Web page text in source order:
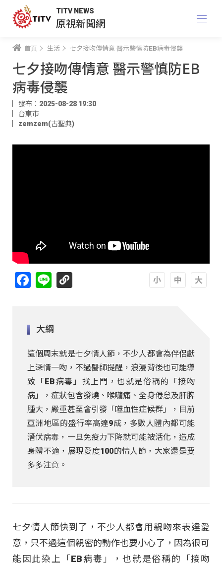
TITV NEWS
原視新聞網
首頁 生活 七夕接吻傳情意 醫示警慎防EB病毒侵襲
七夕接吻傳情意 醫示警慎防EB
病毒侵襲
發布：2025-08-28 19:30
台東市
zemzem(古聖典)
Facebook
Line
大綱
這個周末就是七夕情人節，不少人都會為伴侶獻
上深情一吻，不過醫師提醒，浪漫背後也可能導
致「EB病毒」找上門，也就是俗稱的「接吻
病」，症狀包含發燒、喉嚨痛、全身倦怠及肝脾
腫大，嚴重甚至會引發「噬血性症候群」，目前
亞洲地區的盛行率高達9成，多數人體內都可能
潛伏病毒，一旦免疫力下降就可能被活化，造成
身體不適，展現愛度100的情人節，大家還是要
多多注意。
七夕情人節快到了，不少人都會用親吻來表達愛
意，只不過這個親密的動作也要小心了，因為很可
能因此染上「EB病毒」，也就是俗稱的「接吻